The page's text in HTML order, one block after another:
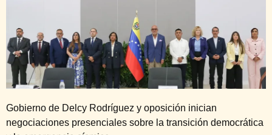
Gobierno de Delcy Rodríguez y oposición inician
negociaciones presenciales sobre la transición democrática